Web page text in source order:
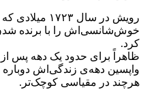
رویش در سال
خوش‌شانسی‌اش را با برنده
کرد.
ظاهراً برای حدود یک دهه پس از
واپسین دهه‌ی زندگی‌اش
هرچند در مقیاسی کوچک‌تر.